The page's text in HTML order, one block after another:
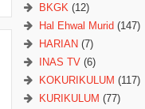
BKGK (12)
Hal Ehwal Murid (147)
HARIAN (7)
INAS TV (6)
KOKURIKULUM (117)
KURIKULUM (77)